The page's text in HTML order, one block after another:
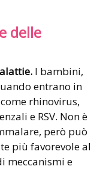
delle
I bambini,
entrano in
rhinovirus,
e RSV. Non è
però può
più favorevole al
meccanismi e